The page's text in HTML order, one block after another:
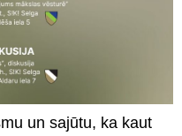
un sajūtu, ka kaut